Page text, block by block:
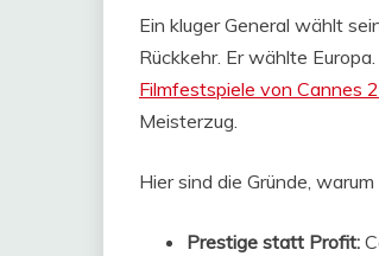
Ein kluger General wählt
Rückkehr. Er wählte
Filmfestspiele von Cannes
Meisterzug.
Hier sind die Gründe,
Prestige statt Profit: